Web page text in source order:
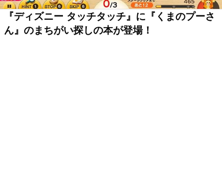
『ディズニー タッチタッチ』に『くまのプーさ
ん』のまちがい探しの本が登場！